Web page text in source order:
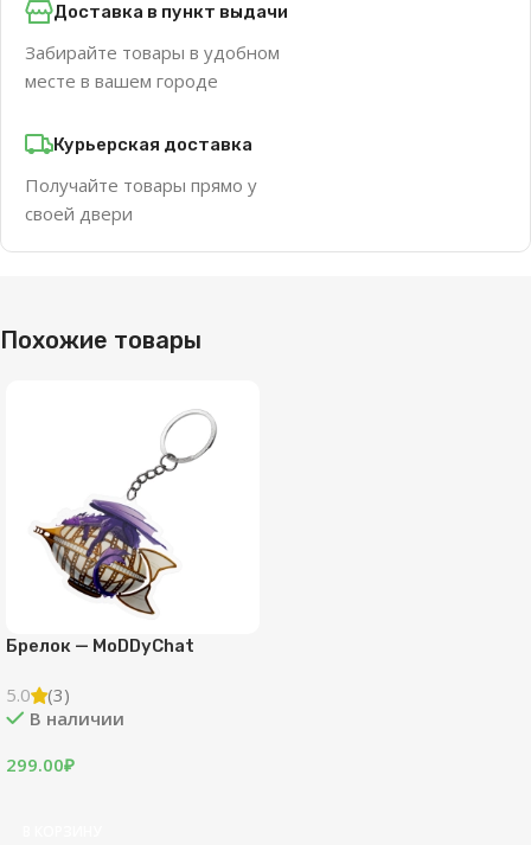
Доставка в пункт выдачи
Забирайте товары в удобном
месте в вашем городе
Курьерская доставка
Получайте товары прямо у
своей двери
Похожие товары
Брелок — MoDDyChat
5.0
(3)
В наличии
299.00₽